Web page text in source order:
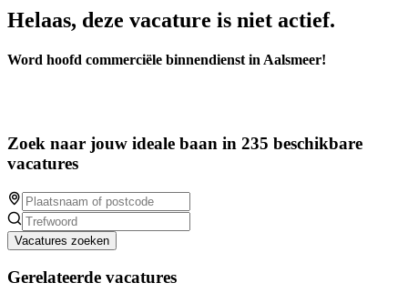
Helaas, deze vacature is niet actief.
Word hoofd commerciële binnendienst in Aalsmeer!
Zoek naar jouw ideale baan in 235 beschikbare
vacatures
Vacatures zoeken
Gerelateerde vacatures